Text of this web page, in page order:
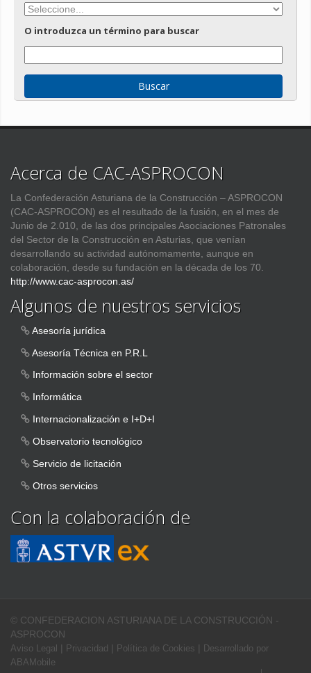
O introduzca un término para buscar
Acerca de CAC-ASPROCON
La Confederación Asturiana de la Construcción – ASPROCON
(CAC-ASPROCON) es el resultado de la fusión, en el mes de
Junio de 2.010, de las dos principales Asociaciones Patronales
del Sector de la Construcción en Asturias, que venían
desarrollando su actividad autónomamente, aunque en
colaboración, desde su fundación en la década de los 70.
http://www.cac-asprocon.as/
Algunos de nuestros servicios
Asesoría jurídica
Asesoría Técnica en P.R.L
Información sobre el sector
Informática
Internacionalización e I+D+I
Observatorio tecnológico
Servicio de licitación
Otros servicios
Con la colaboración de
© CONFEDERACION ASTURIANA DE LA CONSTRUCCIÓN -
ASPROCON
Aviso Legal | Privacidad | Política de Cookies | Desarrollado por
ABAMobile